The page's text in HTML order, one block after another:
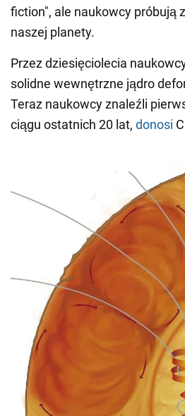
fiction", ale naukowcy próbują
naszej planety.
Przez dziesięciolecia
solidne wewnętrzne jądro
Teraz naukowcy znaleźli
ciągu ostatnich 20 lat, donosi